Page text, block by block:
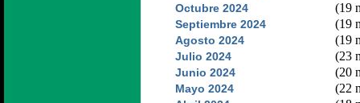
Octubre 2024 (19
Septiembre 2024 (19
Agosto 2024 (19
Julio 2024 (23
Junio 2024 (20
Mayo 2024 (22